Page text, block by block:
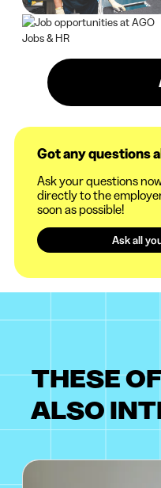
Got any questions
Ask your questions
directly to the
soon as possible!
Ask all
THESE
ALSO